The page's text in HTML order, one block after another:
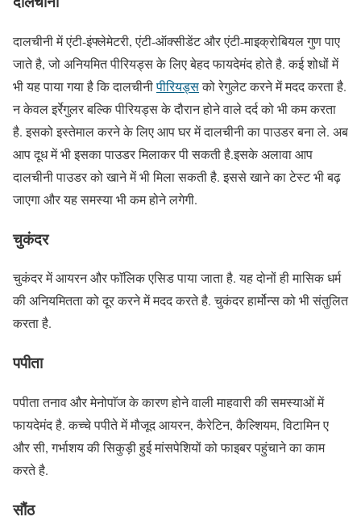
दालचीनी में एंटी-इंफ्लेमेटरी, एंटी-ऑक्सीडेंट और एंटी-माइक्रोबियल गुण पाए
जाते है, जो अनियमित पीरियड्स के लिए बेहद फायदेमंद होते है. कई शोधों में
भी यह पाया गया है कि दालचीनीपीरियड्सको रेगुलेट करने में मदद करता है.
न केवल इर्रेगुलर बल्कि पीरियड्स के दौरान होने वाले दर्द को भी कम करता
है. इसको इस्तेमाल करने के लिए आप घर में दालचीनी का पाउडर बना ले. अब
आप दूध में भी इसका पाउडर मिलाकर पी सकती है.इसके अलावा आप
दालचीनी पाउडर को खाने में भी मिला सकती है. इससे खाने का टेस्ट भी बढ़
जाएगा और यह समस्या भी कम होने लगेगी.
चुकंदर
चुकंदर में आयरन और फाॅलिक एसिड पाया जाता है. यह दोनों ही मासिक धर्म
की अनियमितता को दूर करने में मदद करते है. चुकंदर हार्मोन्स को भी संतुलित
करता है.
पपीता
पपीता तनाव और मेनोपाॅज के कारण होने वाली माहवारी की समस्याओं में
फायदेमंद है. कच्चे पपीते में मौजूद आयरन, कैरेटिन, कैल्शियम, विटामिन ए
और सी, गर्भाशय की सिकुड़ी हुई मांसपेशियों को फाइबर पहुंचाने का काम
करते है.
सौंठ